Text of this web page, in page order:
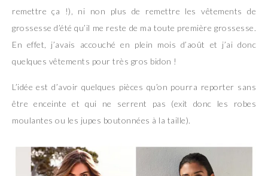
remettre ça !), ni non plus de remettre les vêtements de
grossesse d’été qu’il me reste de ma toute première grossesse.
En effet, j’avais accouché en plein mois d’août et j’ai donc
quelques vêtements pour très gros bidon !
L’idée est d’avoir quelques pièces qu’on pourra reporter sans
être enceinte et qui ne serrent pas (exit donc les robes
moulantes ou les jupes boutonnées à la taille).